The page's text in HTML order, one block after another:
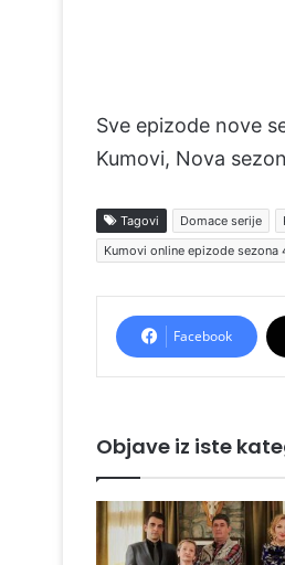
Sve epizode nove
Kumovi, Nova
Tagovi Domace serije
Kumovi online epizode sezona
Facebook
Objave iz iste